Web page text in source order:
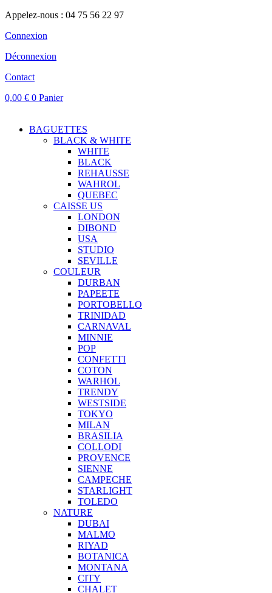
Appelez-nous : 04 75 56 22 97
Connexion
Déconnexion
Contact
0,00 € 0 Panier
BAGUETTES
BLACK & WHITE
WHITE
BLACK
REHAUSSE
WAHROL
QUEBEC
CAISSE US
LONDON
DIBOND
USA
STUDIO
SEVILLE
COULEUR
DURBAN
PAPEETE
PORTOBELLO
TRINIDAD
CARNAVAL
MINNIE
POP
CONFETTI
COTON
WARHOL
TRENDY
WESTSIDE
TOKYO
MILAN
BRASILIA
COLLODI
PROVENCE
SIENNE
CAMPECHE
STARLIGHT
TOLEDO
NATURE
DUBAI
MALMO
RIYAD
BOTANICA
MONTANA
CITY
CHALET